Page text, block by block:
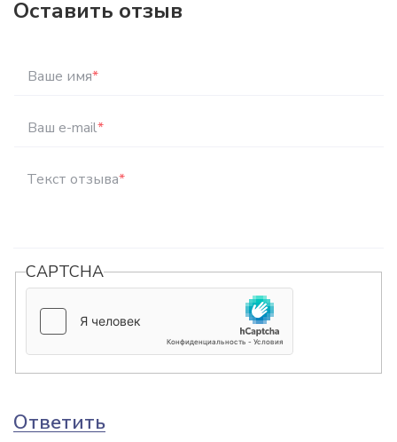
Оставить отзыв
Ваше имя*
Ваш e-mail*
Текст отзыва*
CAPTCHA
Ответить